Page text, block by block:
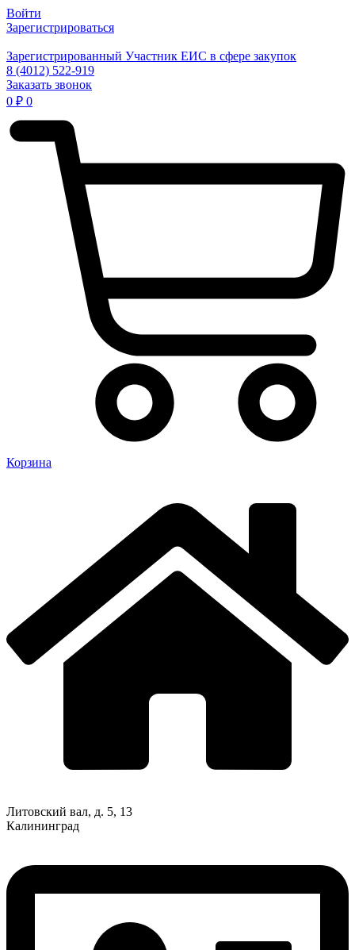
Войти
Зарегистрироваться
Зарегистрированный Участник ЕИС в сфере закупок
8 (4012) 522-919
Заказать звонок
0 ₽ 0
Корзина
Литовский вал, д. 5, 13
Калининград